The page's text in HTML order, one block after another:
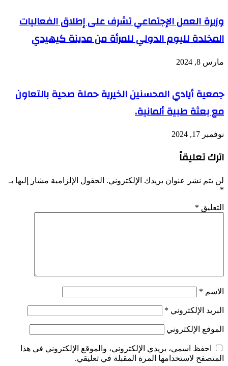
وزيرة العمل الإجتماعي تشرف على إطلاق الفعاليات
المخلدة لليوم الدولي للمرأة من مدينة كيهيدي
مارس 8, 2024
جمعية أيادي المحسنين الخيرية حملة صحية بالتعاون
مع بعثة طبية ألمانية.
نوفمبر 17, 2024
اترك تعليقاً
لن يتم نشر عنوان بريدك الإلكتروني. الحقول الإلزامية مشار إليها بـ
*
التعليق *
الاسم *
البريد الإلكتروني *
الموقع الإلكتروني
احفظ اسمي، بريدي الإلكتروني، والموقع الإلكتروني في هذا
المتصفح لاستخدامها المرة المقبلة في تعليقي.